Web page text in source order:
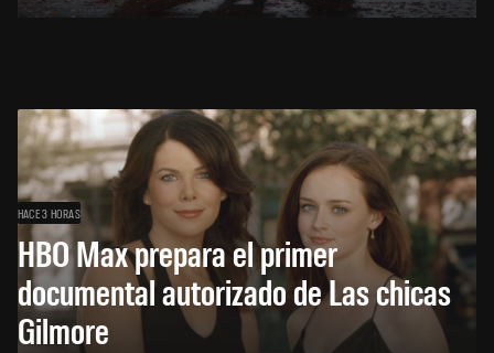
HACE 3 HORAS
HBO Max prepara el primer
documental autorizado de Las chicas
Gilmore